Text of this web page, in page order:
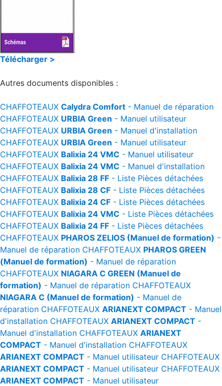
Télécharger >
Autres documents disponibles :
CHAFFOTEAUX Calydra Comfort - Manuel de réparation
CHAFFOTEAUX URBIA Green - Manuel utilisateur
CHAFFOTEAUX URBIA Green - Manuel d'installation
CHAFFOTEAUX URBIA Green - Manuel utilisateur
CHAFFOTEAUX Balixia 24 VMC - Manuel utilisateur
CHAFFOTEAUX Balixia 24 VMC - Manuel d'installation
CHAFFOTEAUX Balixia 28 FF - Liste Pièces détachées
CHAFFOTEAUX Balixia 28 CF - Liste Pièces détachées
CHAFFOTEAUX Balixia 24 CF - Liste Pièces détachées
CHAFFOTEAUX Balixia 24 VMC - Liste Pièces détachées
CHAFFOTEAUX Balixia 24 FF - Liste Pièces détachées
CHAFFOTEAUX PHAROS ZELIOS (Manuel de formation) -
Manuel de réparation CHAFFOTEAUX PHAROS GREEN
(Manuel de formation) - Manuel de réparation
CHAFFOTEAUX NIAGARA C GREEN (Manuel de
formation) - Manuel de réparation CHAFFOTEAUX
NIAGARA C (Manuel de formation) - Manuel de
réparation CHAFFOTEAUX ARIANEXT COMPACT - Manuel
d'installation CHAFFOTEAUX ARIANEXT COMPACT -
Manuel d'installation CHAFFOTEAUX ARIANEXT
COMPACT - Manuel d'installation CHAFFOTEAUX
ARIANEXT COMPACT - Manuel utilisateur CHAFFOTEAUX
ARIANEXT COMPACT - Manuel utilisateur CHAFFOTEAUX
ARIANEXT COMPACT - Manuel utilisateur